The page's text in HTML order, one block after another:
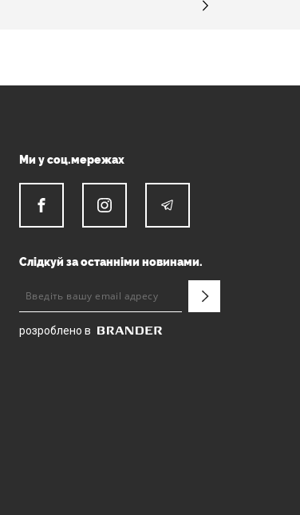
Ми у соц.мережах
Слідкуй за останніми новинами.
розроблено в